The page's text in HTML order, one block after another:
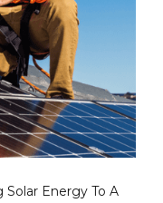
Energy To A